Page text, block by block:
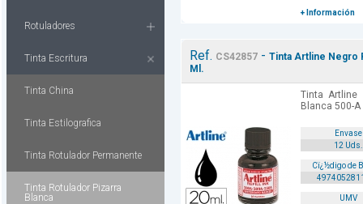
Rotuladores
Tinta Escritura
Tinta China
Tinta Estilografica
Tinta Rotulador Permanente
Tinta Rotulador Pizarra
Blanca
+ Información
Ref. CS42857- Tinta Artline Negro
Ml.
Tinta Artline
Blanca 500-A
Envase
12 Uds.
Cï¿½digo de
UMV